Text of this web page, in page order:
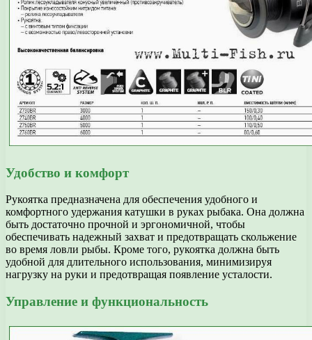
Удобство и комфорт
Рукоятка предназначена для обеспечения удобного и
комфортного удержания катушки в руках рыбака. Она должна
быть достаточно прочной и эргономичной, чтобы
обеспечивать надежный захват и предотвращать скольжение
во время ловли рыбы. Кроме того, рукоятка должна быть
удобной для длительного использования, минимизируя
нагрузку на руки и предотвращая появление усталости.
Управление и функциональность